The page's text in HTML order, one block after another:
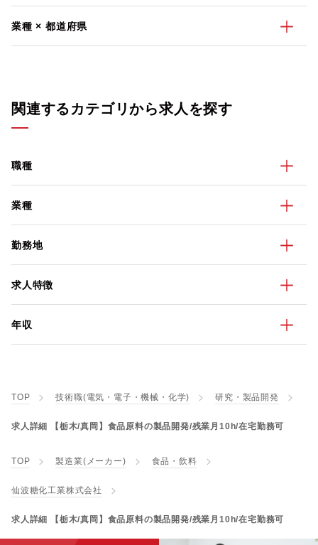
業種 × 都道府県
関連するカテゴリから求人を探す
職種
業種
勤務地
求人特徴
年収
TOP 技術職(電気・電子・機械・化学) 研究・製品開発
求人詳細 【栃木/真岡】食品原料の製品開発/残業月10h/在宅勤務可
TOP 製造業(メーカー) 食品・飲料
仙波糖化工業株式会社
求人詳細 【栃木/真岡】食品原料の製品開発/残業月10h/在宅勤務可